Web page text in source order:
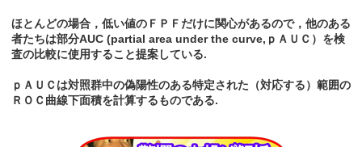
ほとんどの場合，低い値のＦＰＦだけに関心があるので，他のある
者たちは部分AUC (partial area under the curve,ｐＡＵＣ）を検
査の比較に使用すること提案している.
ｐＡＵＣは対照群中の偽陽性のある特定された（対応する）範囲の
ＲＯＣ曲線下面積を計算するものである.